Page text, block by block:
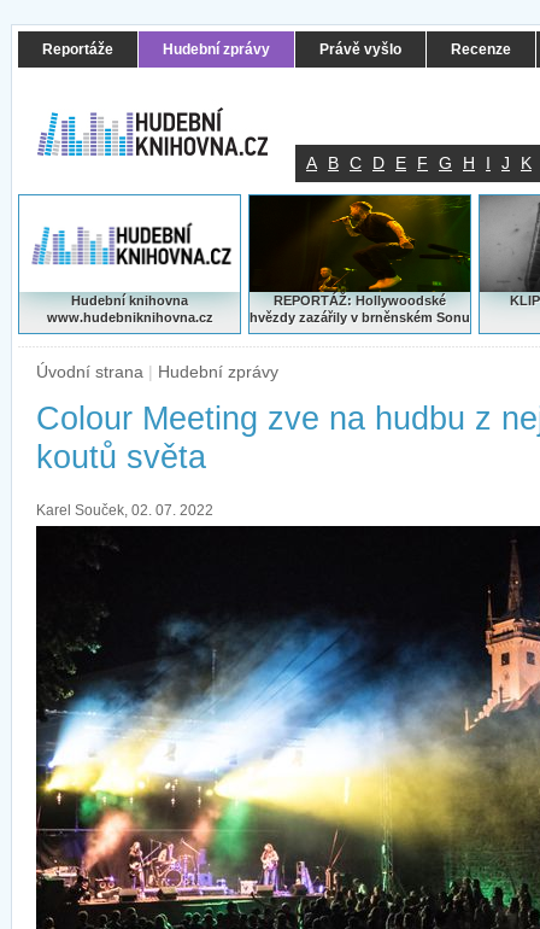
Reportáže Hudební zprávy Právě vyšlo Recenze
A B C D E F G H I J K
Hudební knihovna
www.hudebniknihovna.cz
REPORTÁŽ: Hollywoodské
hvězdy zazářily v brněnském Sonu
Úvodní strana | Hudební zprávy
Colour Meeting zve na hudbu z
koutů světa
Karel Souček, 02. 07. 2022